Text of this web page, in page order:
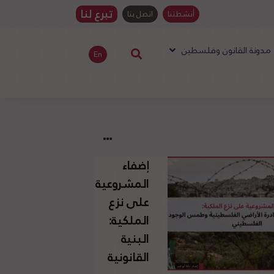
أنشطتنا اتصل بنا تبرع لنا
مدونة القانون وفلسطين En
إضفاء
المشروعية
على نزع
الملكية:
البنية
القانونية